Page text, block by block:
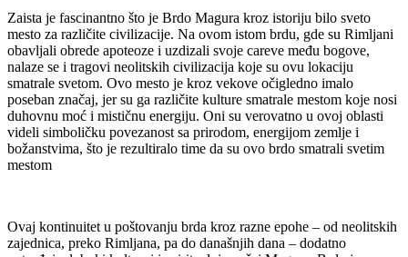
Zaista je fascinantno što je Brdo Magura kroz istoriju bilo sveto
mesto za različite civilizacije. Na ovom istom brdu, gde su Rimljani
obavljali obrede apoteoze i uzdizali svoje careve među bogove,
nalaze se i tragovi neolitskih civilizacija koje su ovu lokaciju
smatrale svetom. Ovo mesto je kroz vekove očigledno imalo
poseban značaj, jer su ga različite kulture smatrale mestom koje nosi
duhovnu moć i mističnu energiju. Oni su verovatno u ovoj oblasti
videli simboličku povezanost sa prirodom, energijom zemlje i
božanstvima, što je rezultiralo time da su ovo brdo smatrali svetim
mestom
Ovaj kontinuitet u poštovanju brda kroz razne epohe – od neolitskih
zajednica, preko Rimljana, pa do današnjih dana – dodatno